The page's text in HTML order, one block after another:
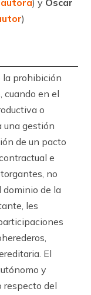
autora) y Oscar
)
la prohibición
cuando en el
o
una gestión
de un pacto
e
no
dominio de la
les
El
y
respecto del